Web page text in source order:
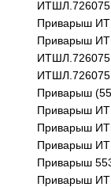
Приварыш
Приварыш
Приварыш
Приварыш
Приварыш
Приварыш
Приварыш
Приварыш